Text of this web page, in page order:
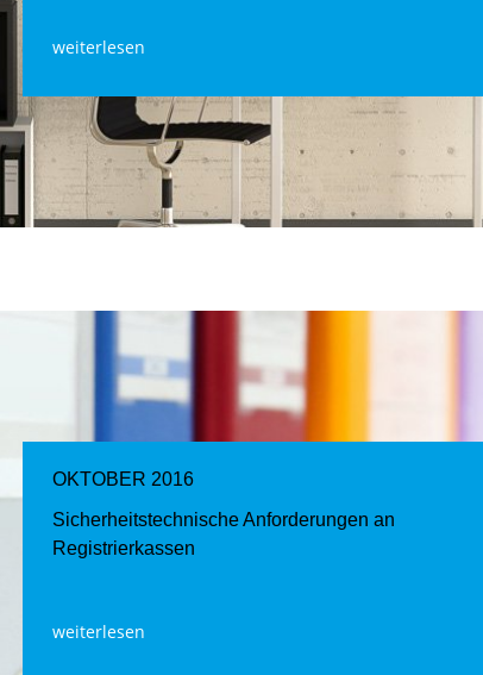
weiterlesen
OKTOBER 2016
Sicherheitstechnische Anforderungen an
Registrierkassen
weiterlesen